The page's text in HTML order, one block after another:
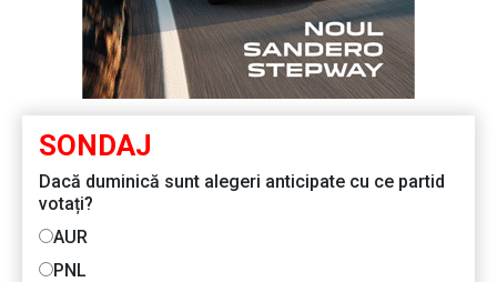
SONDAJ
Dacă duminică sunt alegeri anticipate cu ce partid
votați?
AUR
PNL